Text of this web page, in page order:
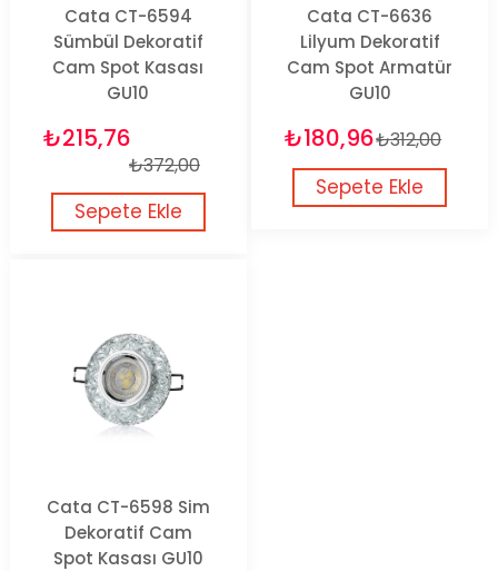
Cata CT-6594
Sümbül Dekoratif
Cam Spot Kasası
GU10
₺215,76
₺372,00
Sepete Ekle
Cata CT-6636
Lilyum Dekoratif
Cam Spot Armatür
GU10
₺180,96₺312,00
Sepete Ekle
Cata CT-6598 Sim
Dekoratif Cam
Spot Kasası GU10